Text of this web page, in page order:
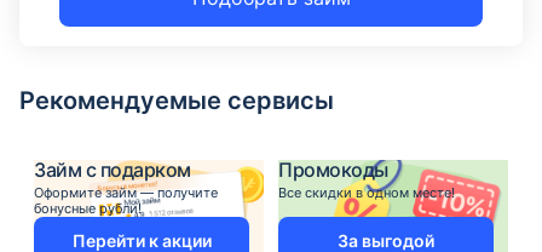
Рекомендуемые сервисы
Займ с подарком
Оформите займ — получите
бонусные рубли!
Перейти к акции
Промокоды
Все скидки в одном месте!
За выгодой